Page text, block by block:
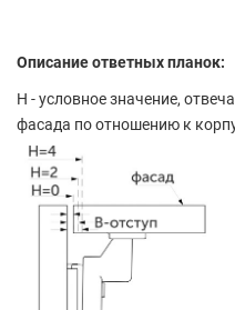
Описание ответных планок:
Н - условное значение,
фасада по отношению к